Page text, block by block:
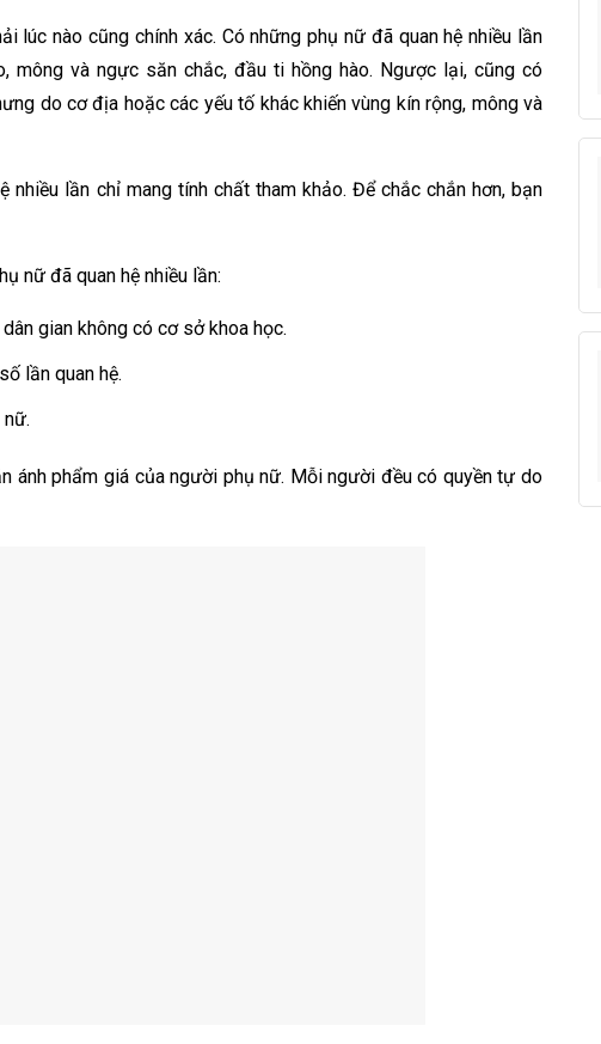
lúc nào cũng chính xác. Có những phụ nữ đã quan hệ nhiều lần
mông và ngực săn chắc, đầu ti hồng hào. Ngược lại, cũng có
do cơ địa hoặc các yếu tố khác khiến vùng kín rộng, mông và
nhiều lần chỉ mang tính chất tham khảo. Để chắc chắn hơn, bạn
nữ đã quan hệ nhiều lần:
gian không có cơ sở khoa học.
lần quan hệ.
ánh phẩm giá của người phụ nữ. Mỗi người đều có quyền tự do